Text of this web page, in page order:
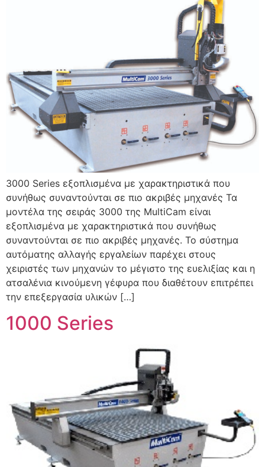
3000 Series εξοπλισμένα με χαρακτηριστικά που
συνήθως συναντούνται σε πιο ακριβές μηχανές Τα
μοντέλα της σειράς 3000 της MultiCam είναι
εξοπλισμένα με χαρακτηριστικά που συνήθως
συναντούνται σε πιο ακριβές μηχανές. Το σύστημα
αυτόματης αλλαγής εργαλείων παρέχει στους
χειριστές των μηχανών το μέγιστο της ευελιξίας και η
ατσαλένια κινούμενη γέφυρα που διαθέτουν επιτρέπει
την επεξεργασία υλικών […]
1000 Series